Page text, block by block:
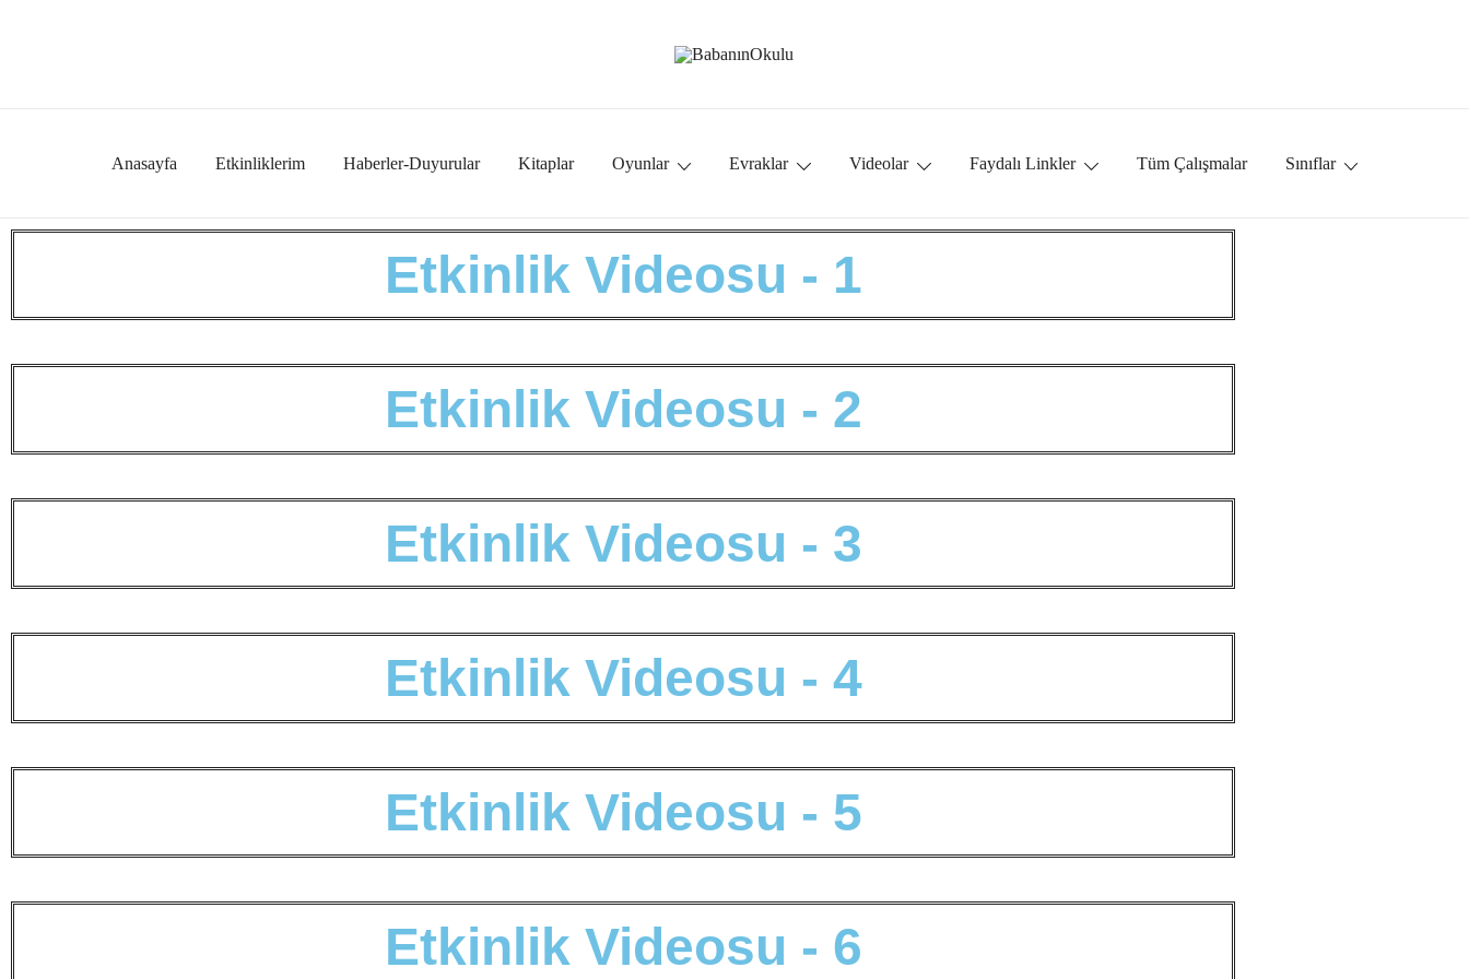
Anasayfa Etkinliklerim Haberler-Duyurular Kitaplar Oyunlar Evraklar Videolar Faydalı Linkler Tüm Çalışmalar Sınıflar
Etkinlik Videosu - 1
Etkinlik Videosu - 2
Etkinlik Videosu - 3
Etkinlik Videosu - 4
Etkinlik Videosu - 5
Etkinlik Videosu - 6